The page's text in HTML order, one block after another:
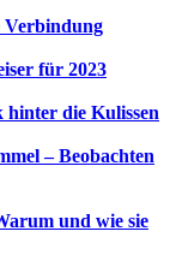
Verbindung
für 2023
die Kulissen
– Beobachten
und wie sie